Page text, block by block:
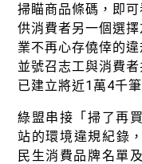
綠盟團隊
聯絡資訊
捐款徵信
年度報告與財報
綠盟倡議
掃瞄商品條碼，即
供消費者另一個選
業不再心存僥倖的
並號召志工與消費
已建立將近1萬4千
綠盟串接「掃了再
站的環境違規紀錄
民生消費品牌名單